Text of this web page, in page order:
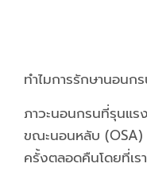
ทำไมการรักษานอนก
ภาวะนอนกรนที่รุนแ
ขณะนอนหลับ
ครั้งตลอดคืนโดยที่เร